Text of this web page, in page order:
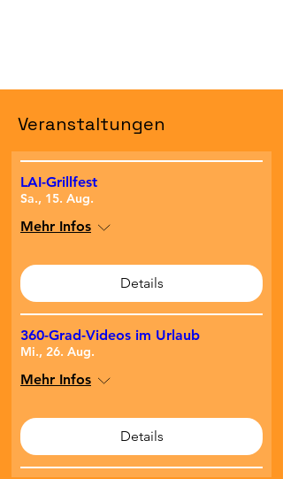
Veranstaltungen
LAI-Grillfest
Sa., 15. Aug.
Mehr Infos
Details
360-Grad-Videos im Urlaub
Mi., 26. Aug.
Mehr Infos
Details